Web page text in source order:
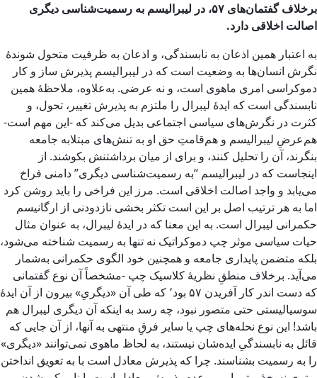
برخلاف گفتمان‌های ۵۷، در لیبرالیسم به رسمیت‌شناسی دیگری
اصالت اخلاقی دارد.
به اعتبار همین اذعان به نابسندگی، و اذعان به ظرفیت متحول شوندۀ
نگرش انسان‌ها به وضعیت است که در لیبرالیسم پذیرش ساز و کار
دموکراسی امری ماهوی است، و نه عرضی. به‌علاوه، ملاحظۀ همین
نابسندگی است که ایدۀ لیبرال را ملتزم به پذیرش تغییر، تحول، و
کثرت در نگرش‌های سیاسی اجتماعی بدیل می‌کند که -این مهم است-
هم‌عرضِ لیبرالیسم و هم‌قامتِ حق او به تنش‌های مبتلابه جامعه
بنگرند، آن را تحلیل کنند، و برای از میان برداشتنش بکوشند. از
اینجاست که در لیبرالیسم “به رسمیت‌شناسی دیگری” دامنی فراخ
می‌یابد و واجد اصالت اخلاقی است. مرز این فراخی را باید روشن کرد
اما به هر ترتیب اصل بر این است تکثر بخشی نازدودنی از ارگانیسم
حکمرانی لیبرال است. به این معنا که در ایدۀ لیبرال، به‌ عنوان مثال
حیات سیاسی موثر چپ دموکراتیک نه تنها به رسمیت شناخته می‌شود،
بلکه متضمن پایداری جامعه و همچنین خود الگوی حکمرانی به‌شمار
می‌آید. برخلاف منطقِ نظریۀ کلاسیک چپ -مشخصاً آن نوع گفتمانی
که دست‌ اندر کار آفریدن ۵۷ بود٬ که طی آن «دیگریِ» بیرون از آن ایدۀ
سوسیالیستی حتی متصور نبود، چه رسد به اینکه آن دیگری لیبرال هم
باشد! این نوع نحله‌های چپ یا سایر فرقِ منتهی به آنها، از آن جایی که
قائل به نابسندگیِ ایده‌شان نیستند، به لحاظ ماهوی نمی‌توانند «دیگری»
را به رسمیت بشناسند. چرا که پذیرش معادل است با به تعویق انداختن